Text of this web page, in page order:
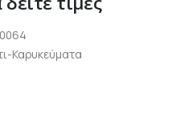
Καρυκεύματα